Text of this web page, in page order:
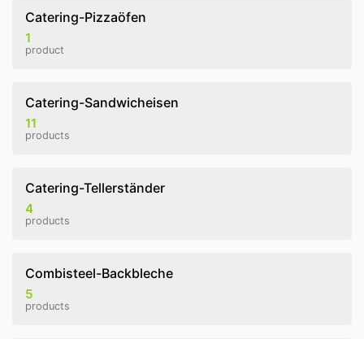
Catering-Pizzaöfen
1
product
Catering-Sandwicheisen
11
products
Catering-Tellerständer
4
products
Combisteel-Backbleche
5
products